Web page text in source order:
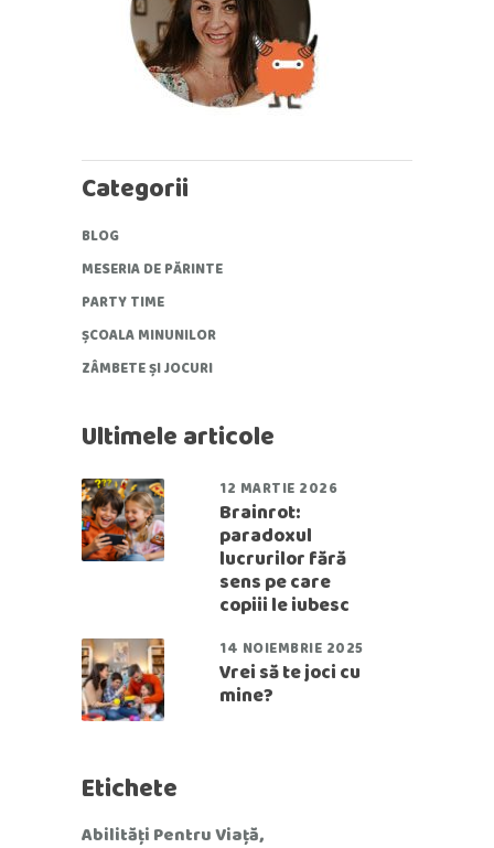
Categorii
BLOG
MESERIA DE PĂRINTE
PARTY TIME
ȘCOALA MINUNILOR
ZÂMBETE ȘI JOCURI
Ultimele articole
12 MARTIE 2026
Brainrot:
paradoxul
lucrurilor fără
sens pe care
copiii le iubesc
14 NOIEMBRIE 2025
Vrei să te joci cu
mine?
Etichete
Abilități Pentru Viață